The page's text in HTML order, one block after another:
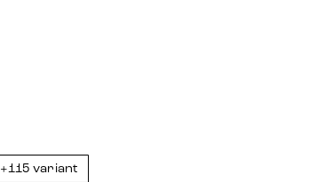
+115 variant